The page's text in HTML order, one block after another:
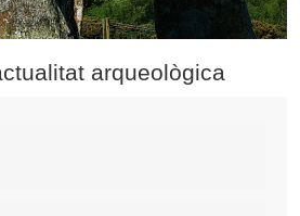
arqueològica